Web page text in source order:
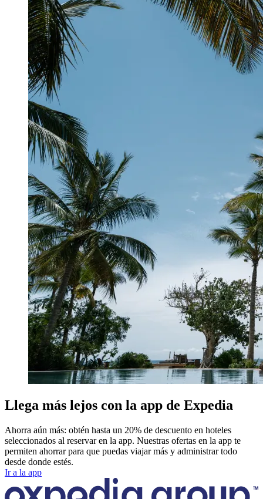
Llega más lejos con la app de Expedia
Ahorra aún más: obtén hasta un 20% de descuento en hoteles
seleccionados al reservar en la app. Nuestras ofertas en la app te
permiten ahorrar para que puedas viajar más y administrar todo
desde donde estés.
Ir a la app